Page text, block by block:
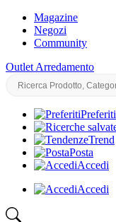
Magazine
Negozi
Community
Outlet Arredamento
Preferiti
Trend
Posta
Accedi
Accedi